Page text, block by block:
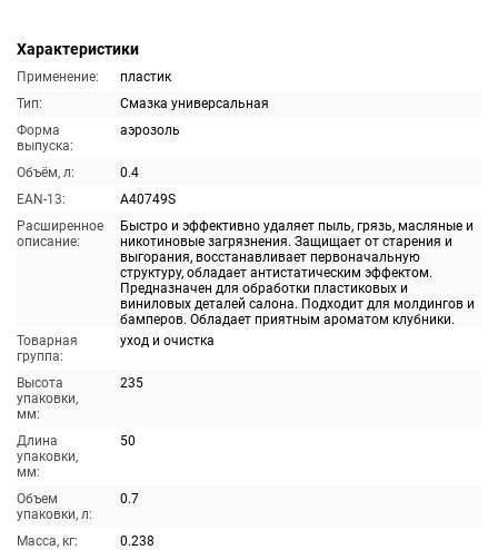
Характеристики
Применение:
пластик
Тип:
Смазка универсальная
Форма
выпуска:
аэрозоль
Объём, л:
0.4
EAN-13:
A40749S
Расширенное
описание:
Быстро и эффективно удаляет пыль, грязь, масляные и
никотиновые загрязнения. Защищает от старения и
выгорания, восстанавливает первоначальную
структуру, обладает антистатическим эффектом.
Предназначен для обработки пластиковых и
виниловых деталей салона. Подходит для молдингов и
бамперов. Обладает приятным ароматом клубники.
Товарная
группа:
уход и очистка
Высота
упаковки,
мм:
235
Длина
упаковки,
мм:
50
Объем
упаковки, л:
0.7
Масса, кг:
0.238